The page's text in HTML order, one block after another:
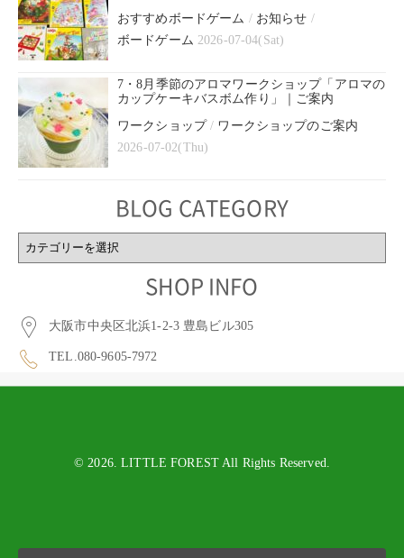
おすすめボードゲーム / お知らせ /
ボードゲーム 2026-07-04(Sat)
7・8月季節のアロマワークショップ「アロマの
カップケーキバスボム作り」｜ご案内
ワークショップ/ ワークショップのご案内
2026-07-02(Thu)
BLOG CATEGORY
BLOG
CATEGORY
SHOP INFO
大阪市中央区北浜1-2-3 豊島ビル305
TEL.080-9605-7972
© 2026. LITTLE FOREST All Rights Reserved.